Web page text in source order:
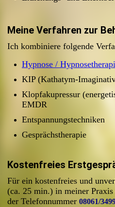
Meine Verfahren zur
Ich kombiniere folgende
Hypnose /
KIP (Kathatym-
Klopfakupressur
EMDR
Entspannungstechniken
Gesprächstherapie
Kostenfreies
Für ein kostenfreies und
(ca. 25 min.) in meiner
der Telefonnummer 08061/